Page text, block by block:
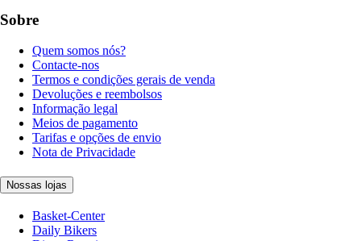
Sobre
Quem somos nós?
Contacte-nos
Termos e condições gerais de venda
Devoluções e reembolsos
Informação legal
Meios de pagamento
Tarifas e opções de envio
Nota de Privacidade
Nossas lojas
Basket-Center
Daily Bikers